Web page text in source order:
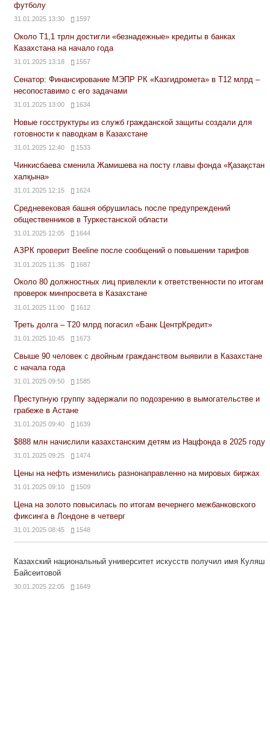
футболу
31.01.2025 13:30 1597
Около Т1,1 трлн достигли «безнадежные» кредиты в банках
Казахстана на начало года
31.01.2025 13:18 1557
Сенатор: Финансирование МЭПР РК «Казгидромета» в Т12 млрд –
несопоставимо с его задачами
31.01.2025 13:00 1634
Новые госструктуры из служб гражданской защиты создали для
готовности к паводкам в Казахстане
31.01.2025 12:40 1533
Чинкисбаева сменила Жамишева на посту главы фонда «Қазақстан
халқына»
31.01.2025 12:15 1624
Средневековая башня обрушилась после предупреждений
общественников в Туркестанской области
31.01.2025 12:05 1644
АЗРК проверит Beeline после сообщений о повышении тарифов
31.01.2025 11:35 1687
Около 80 должностных лиц привлекли к ответственности по итогам
проверок минпросвета в Казахстане
31.01.2025 11:00 1612
Треть долга – Т20 млрд погасил «Банк ЦентрКредит»
31.01.2025 10:45 1673
Свыше 90 человек с двойным гражданством выявили в Казахстане
с начала года
31.01.2025 09:50 1585
Преступную группу задержали по подозрению в вымогательстве и
грабеже в Астане
31.01.2025 09:40 1639
$888 млн начислили казахстанским детям из Нацфонда в 2025 году
31.01.2025 09:25 1474
Цены на нефть изменились разнонаправленно на мировых биржах
31.01.2025 09:10 1509
Цена на золото повысилась по итогам вечернего межбанковского
фиксинга в Лондоне в четверг
31.01.2025 08:45 1548
Казахский национальный университет искусств получил имя Куляш
Байсеитовой
30.01.2025 22:05 1649